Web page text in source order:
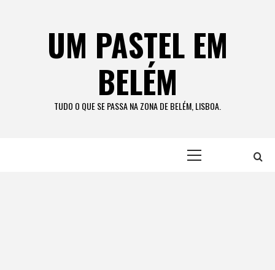
UM PASTEL EM
BELÉM
TUDO O QUE SE PASSA NA ZONA DE BELÉM, LISBOA.